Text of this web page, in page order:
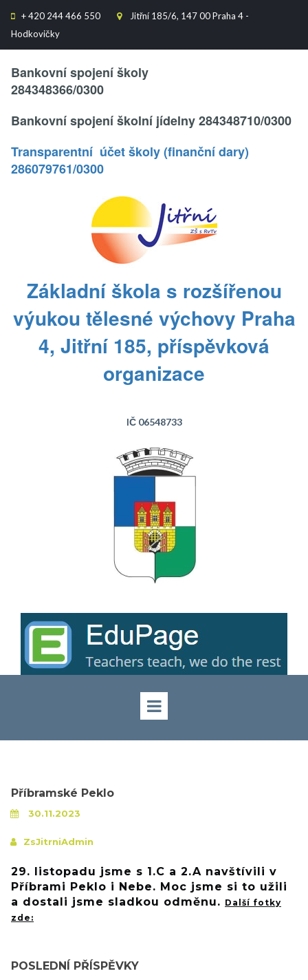
 +420 244 466 550 
Jitřní 185/6, 147 00 Praha 4 -
Hodkovičky
Bankovní spojení školy
284348366/0300
Bankovní spojení školní jídelny 284348710/0300
Transparentní účet školy (finanční dary)
286079761/0300
Základní škola s rozšířenou
výukou tělesné výchovy Praha
4, Jitřní 185, příspěvková
organizace
IČ 06548733
Příbramské Peklo
30.11.2023
ZsJitrniAdmin
29. listopadu jsme s 1.C a 2.A navštívili v
Příbrami Peklo i Nebe. Moc jsme si to užili
a dostali jsme sladkou odměnu. Další fotky
zde:
POSLEDNÍ PŘÍSPĚVKY